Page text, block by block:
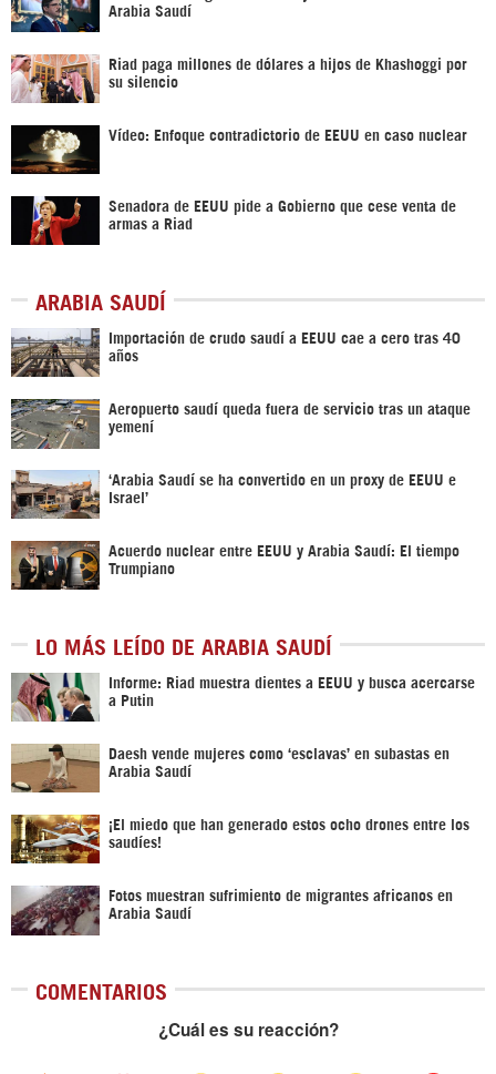
Arabia Saudí
Riad paga millones de dólares a hijos de Khashoggi por
su silencio
Vídeo: Enfoque contradictorio de EEUU en caso nuclear
Senadora de EEUU pide a Gobierno que cese venta de
armas a Riad
ARABIA SAUDÍ
Importación de crudo saudí a EEUU cae a cero tras 40
años
Aeropuerto saudí queda fuera de servicio tras un ataque
yemení
‘Arabia Saudí se ha convertido en un proxy de EEUU e
Israel’
Acuerdo nuclear entre EEUU y Arabia Saudí: El tiempo
Trumpiano
LO MÁS LEÍDO DE ARABIA SAUDÍ
Informe: Riad muestra dientes a EEUU y busca acercarse
a Putin
Daesh vende mujeres como ‘esclavas’ en subastas en
Arabia Saudí
¡El miedo que han generado estos ocho drones entre los
saudíes!
Fotos muestran sufrimiento de migrantes africanos en
Arabia Saudí
COMENTARIOS